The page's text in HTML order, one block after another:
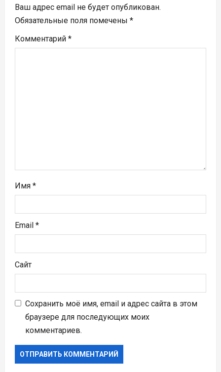
п
о
з
м
Ваш адрес email не будет опубликован.
Обязательные поля помечены *
Комментарий *
Имя *
Email *
Сайт
Сохранить моё имя, email и адрес сайта в этом
браузере для последующих моих
комментариев.